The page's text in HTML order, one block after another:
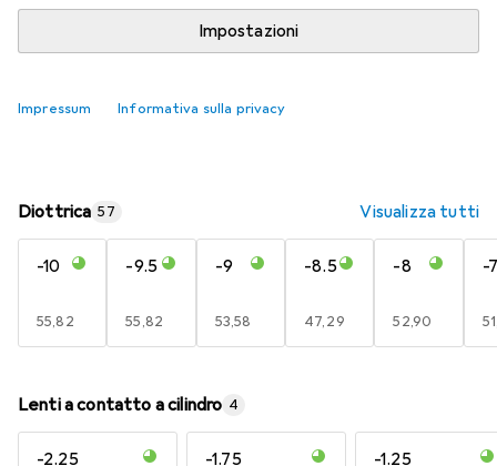
Impostazioni
Impressum Informativa sulla privacy
Aggiungi al carrello
Diottrica 57 Visualizza tutti
-10
EUR
55,82
-9.5
EUR
55,82
-9
EUR
53,58
-8.5
EUR
47,29
-8
EUR
52,90
-
Lenti a contatto a cilindro 4
-2.25 -1.75 -1.25